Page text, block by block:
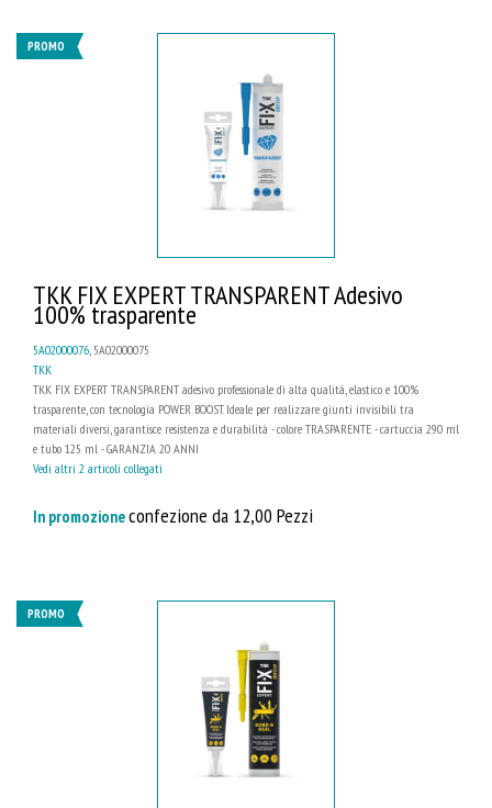
PROMO
TKK FIX EXPERT TRANSPARENT Adesivo
100% trasparente
5A02000076 , 5A02000075
TKK
TKK FIX EXPERT TRANSPARENT adesivo professionale di alta qualità, elastico e 100%
trasparente, con tecnologia POWER BOOST. Ideale per realizzare giunti invisibili tra
materiali diversi, garantisce resistenza e durabilità - colore TRASPARENTE - cartuccia 290 ml
e tubo 125 ml - GARANZIA 20 ANNI
Vedi altri 2 articoli collegati
In promozioneconfezione da 12,00 Pezzi
PROMO